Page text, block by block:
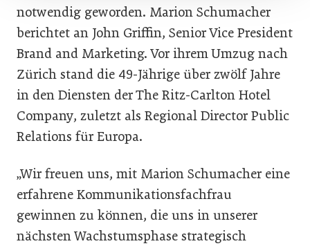
notwendig geworden. Marion Schumacher
berichtet an John Griffin, Senior Vice President
Brand and Marketing. Vor ihrem Umzug nach
Zürich stand die 49-Jährige über zwölf Jahre
in den Diensten der The Ritz-Carlton Hotel
Company, zuletzt als Regional Director Public
Relations für Europa.
„Wir freuen uns, mit Marion Schumacher eine
erfahrene Kommunikationsfachfrau
gewinnen zu können, die uns in unserer
nächsten Wachstumsphase strategisch